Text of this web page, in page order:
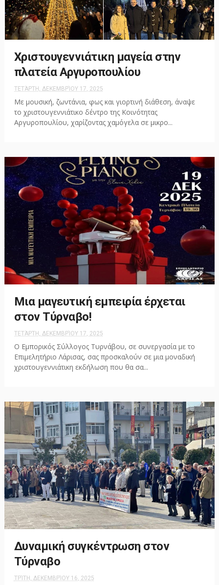
Χριστουγεννιάτικη μαγεία στην
πλατεία Αργυροπουλίου
ΤΕΤΆΡΤΗ, ΔΕΚΕΜΒΡΊΟΥ 17, 2025
Με μουσική, ζωντάνια, φως και γιορτινή διάθεση, άναψε
το χριστουγεννιάτικο δέντρο της Κοινότητας
Αργυροπουλίου, χαρίζοντας χαμόγελα σε μικρο...
Μια μαγευτική εμπειρία έρχεται
στον Τύρναβο!
ΤΕΤΆΡΤΗ, ΔΕΚΕΜΒΡΊΟΥ 17, 2025
Ο Εμπορικός Σύλλογος Τυρνάβου, σε συνεργασία με το
Επιμελητήριο Λάρισας, σας προσκαλούν σε μια μοναδική
χριστουγεννιάτικη εκδήλωση που θα σα...
Δυναμική συγκέντρωση στον
Τύρναβο
ΤΡΊΤΗ, ΔΕΚΕΜΒΡΊΟΥ 16, 2025